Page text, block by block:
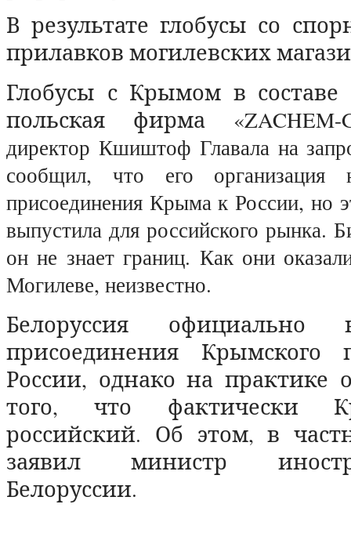
В результате глобусы со
прилавков могилевских
Глобусы с Крымом в составе
польская фирма «ZACHEM-
директор Кшиштоф Главала на
сообщил, что его организация
присоединения Крыма к России, но
выпустила для российского рынка.
он не знает границ. Как они
Могилеве, неизвестно.
Белоруссия официально
присоединения Крымского
России, однако на практике
того, что фактически
российский. Об этом, в
заявил министр
Белоруссии.